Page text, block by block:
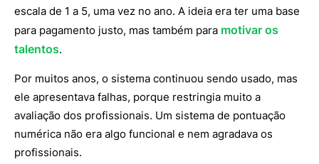
escala de 1 a 5, uma vez no ano. A ideia era ter uma base
para pagamento justo, mas também para motivar os
talentos.
Por muitos anos, o sistema continuou sendo usado, mas
ele apresentava falhas, porque restringia muito a
avaliação dos profissionais. Um sistema de pontuação
numérica não era algo funcional e nem agradava os
profissionais.